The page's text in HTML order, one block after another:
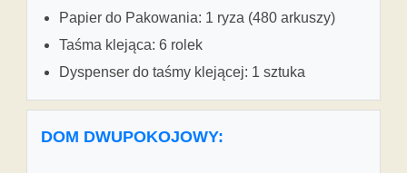
Papier do Pakowania: 1 ryza (480 arkuszy)
Taśma klejąca: 6 rolek
Dyspenser do taśmy klejącej: 1 sztuka
DOM DWUPOKOJOWY: